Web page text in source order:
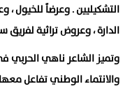
التشكيليين . وعرضاً للخيول
الدارة ، وعروض تراثية لفريق
وتميز الشاعر ناهي الحربي
والانتماء الوطني تفاعل